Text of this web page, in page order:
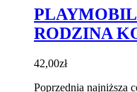
PLAYMOBIL
RODZINA
42,00zł
Poprzednia najniższa